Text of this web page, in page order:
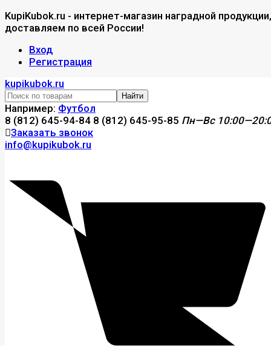
KupiKubok.ru - интернет-магазин наградной продукции,
доставляем по всей России!
Вход
Регистрация
kupikubok.ru
Найти
Например: Футбол
8 (812) 645-94-84 8 (812) 645-95-85 Пн—Вс
Заказать звонок
info@kupikubok.ru